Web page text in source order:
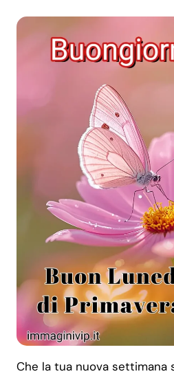
Che la tua nuova settimana